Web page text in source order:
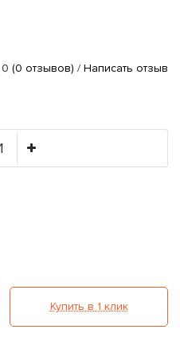
0 (0 отзывов) / Написать отзыв
Купить в 1 клик